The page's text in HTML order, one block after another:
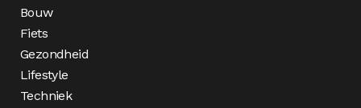
Bouw
Fiets
Gezondheid
Lifestyle
Techniek